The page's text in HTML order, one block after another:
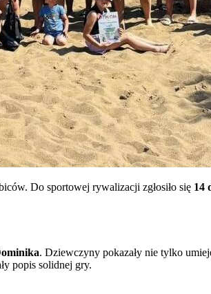
Do sportowej rywalizacji zgłosiło się 14
. Dziewczyny pokazały nie tylko
popis solidnej gry.